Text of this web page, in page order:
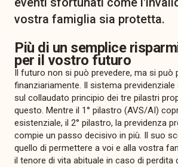
vostra famiglia sia protetta.
Più di un semplice
per il vostro futuro
Il futuro non si può prevedere, ma si può
finanziariamente. Il sistema
sul collaudato principio dei tre pilastri
questo. Mentre il 1° pilastro (AVS/AI)
esistenziale, il 2° pilastro, la previdenza
compie un passo decisivo in più. Il suo
quello di permettere a voi e alla vostra
il tenore di vita abituale in caso di perdita